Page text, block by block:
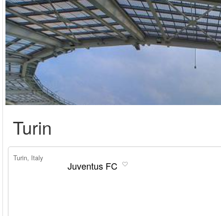
Turin
Turin, Italy
Juventus FC